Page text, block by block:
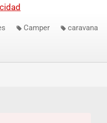
Camper caravana